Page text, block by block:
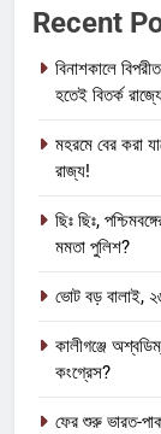
Recent
বিনাশকালে
হতেই বিতর্ক
মহরমে বের করা
রাজ্য!
ছিঃ ছিঃ,
মমতা পুলিশ?
ভোট বড় বালাই,
কালীগঞ্জে
কংগ্রেস?
ফের শুরু ভারত-